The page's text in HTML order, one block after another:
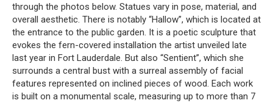
through the photos below. Statues vary in pose, material, and
overall aesthetic. There is notably “Hallow”, which is located at
the entrance to the public garden. It is a poetic sculpture that
evokes the fern-covered installation the artist unveiled late
last year in Fort Lauderdale. But also “Sentient”, which she
surrounds a central bust with a surreal assembly of facial
features represented on inclined pieces of wood. Each work
is built on a monumental scale, measuring up to more than 7